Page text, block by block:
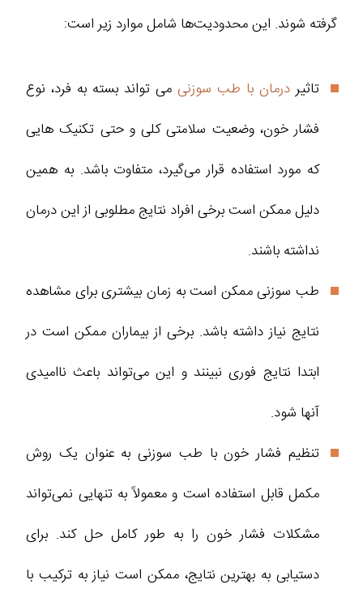
گرفته شوند. این محدودیت‌ها شامل موارد زیر است:
تاثیر درمان با طب سوزنی می‌ تواند بسته به فرد، نوع
فشار خون، وضعیت سلامتی کلی و حتی تکنیک‌ هایی
که مورد استفاده قرار می‌گیرد، متفاوت باشد. به همین
دلیل ممکن است برخی افراد نتایج مطلوبی از این درمان
نداشته باشند.
طب سوزنی ممکن است به زمان بیشتری برای مشاهده
نتایج نیاز داشته باشد. برخی از بیماران ممکن است در
ابتدا نتایج فوری نبینند و این می‌تواند باعث ناامیدی
آنها شود.
تنظیم فشار خون با طب سوزنی به ‌عنوان یک روش
مکمل قابل استفاده است و معمولاً به تنهایی نمی‌تواند
مشکلات فشار خون را به ‌طور کامل حل کند. برای
دستیابی به بهترین نتایج، ممکن است نیاز به ترکیب با